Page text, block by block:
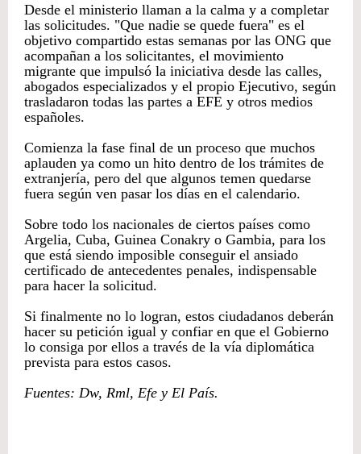
Desde el ministerio llaman a la calma y a completar
las solicitudes. "Que nadie se quede fuera" es el
objetivo compartido estas semanas por las ONG que
acompañan a los solicitantes, el movimiento
migrante que impulsó la iniciativa desde las calles,
abogados especializados y el propio Ejecutivo, según
trasladaron todas las partes a EFE y otros medios
españoles.
Comienza la fase final de un proceso que muchos
aplauden ya como un hito dentro de los trámites de
extranjería, pero del que algunos temen quedarse
fuera según ven pasar los días en el calendario.
Sobre todo los nacionales de ciertos países como
Argelia, Cuba, Guinea Conakry o Gambia, para los
que está siendo imposible conseguir el ansiado
certificado de antecedentes penales, indispensable
para hacer la solicitud.
Si finalmente no lo logran, estos ciudadanos deberán
hacer su petición igual y confiar en que el Gobierno
lo consiga por ellos a través de la vía diplomática
prevista para estos casos.
Fuentes: Dw, Rml, Efe y El País.